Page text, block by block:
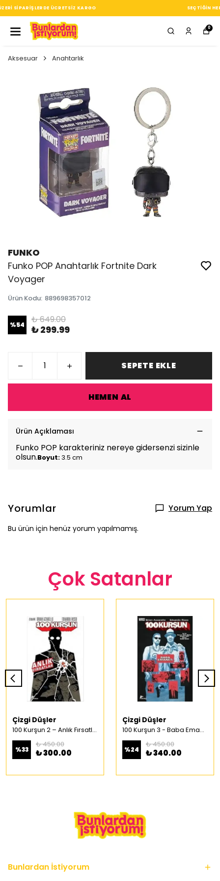
SEÇTIĞIN HER ÜRÜN, TARZINA DAIR KÜÇÜK BIR IMZA
0
Aksesuar Anahtarlık
FUNKO
Funko POP Anahtarlık Fortnite Dark
Voyager
Ürün Kodu: 889698357012
%54 ₺ 649.00
₺ 299.99
SEPETE EKLE
HEMEN AL
Ürün Açıklaması
Funko POP karakteriniz nereye gidersenzi sizinle
olsun.Boyut:3.5 cm
Yorumlar Yorum Yap
Bu ürün için henüz yorum yapılmamış.
Çok Satanlar
Çizgi Düşler
100 Kurşun 2 – Anlık Fırsatlar Türkçe Çizgi Roman
%33
₺ 450.00
₺ 300.00
Çizgi Düşler
100 Kurşun 3 - Baba Emaneti Türkçe Çizgi Roman
%24
₺ 450.00
₺ 340.00
Bunlardan İstiyorum